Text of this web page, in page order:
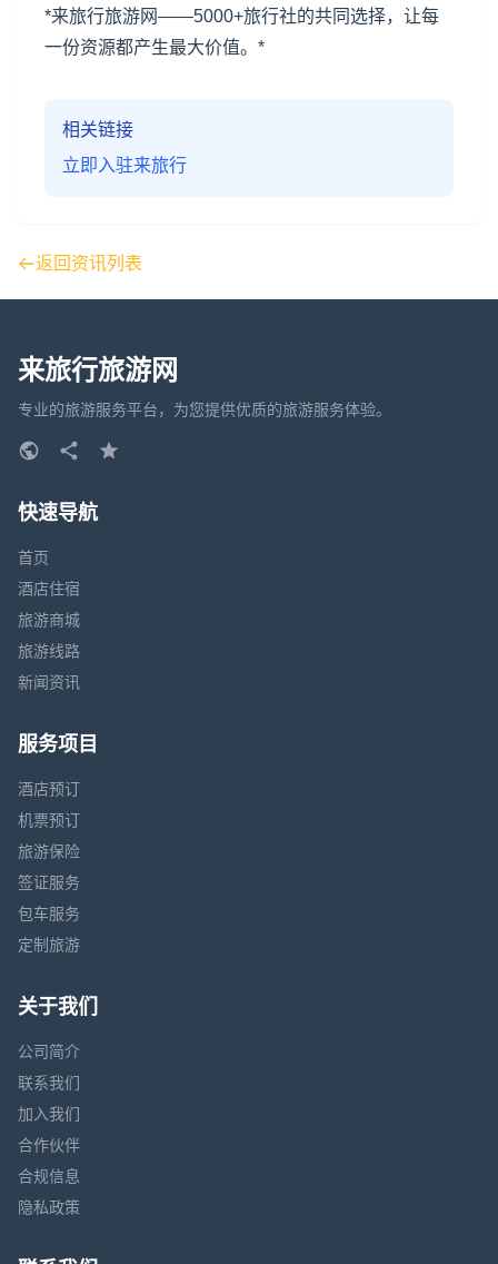
*来旅行旅游网——5000+旅行社的共同选择，让每
一份资源都产生最大价值。*
相关链接
立即入驻来旅行
返回资讯列表
来旅行旅游网
专业的旅游服务平台，为您提供优质的旅游服务体验。
快速导航
首页
酒店住宿
旅游商城
旅游线路
新闻资讯
服务项目
酒店预订
机票预订
旅游保险
签证服务
包车服务
定制旅游
关于我们
公司简介
联系我们
加入我们
合作伙伴
合规信息
隐私政策